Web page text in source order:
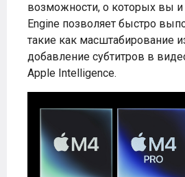
возможности, о которых вы и
Engine позволяет быстро
такие как масштабирование
добавление субтитров в
Apple Intelligence.